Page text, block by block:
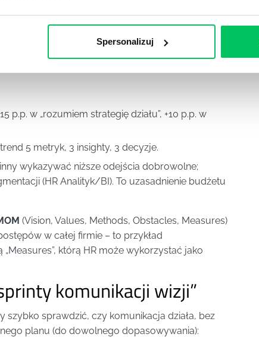
Spersonalizuj
że polecisz nas jako miejsce pracy?” i
p.p. w „rozumiem strategię działu”, +10 p.p. w
5 metryk, 3 insighty, 3 decyzje.
wykazywać niższe odejścia dobrowolne;
(HR Analityk/BI). To uzasadnienie budżetu
(Vision, Values, Methods, Obstacles, Measures)
w całej firmie – to przykład
którą HR może wykorzystać jako
komunikacji wizji”
sprawdzić, czy komunikacja działa, bez
planu (do dowolnego dopasowywania):